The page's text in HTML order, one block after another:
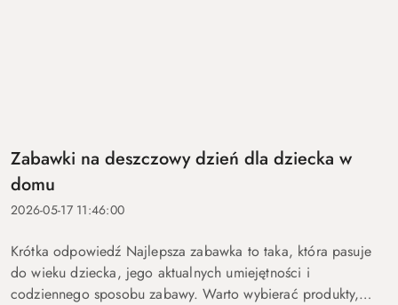
Zabawki na deszczowy dzień dla dziecka w
domu
2026-05-17 11:46:00
Krótka odpowiedź Najlepsza zabawka to taka, która pasuje
do wieku dziecka, jego aktualnych umiejętności i
codziennego sposobu zabawy. Warto wybierać produkty,